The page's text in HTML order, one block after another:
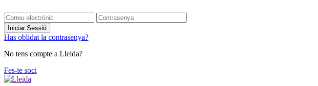
Iniciar Sessió
Has oblidat la contrasenya?
No tens compte a Lleida?
Fes-te soci